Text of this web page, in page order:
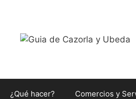
contenido
¿Qué hacer? Comercios y